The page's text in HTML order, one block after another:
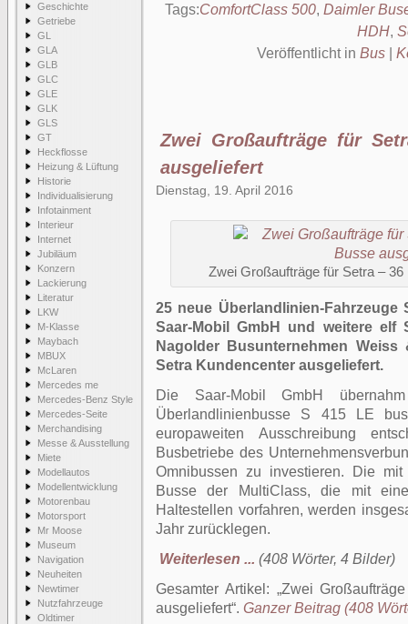
Geschichte
Getriebe
GL
GLA
GLB
GLC
GLE
GLK
GLS
GT
Heckflosse
Heizung & Lüftung
Historie
Individualisierung
Infotainment
Interieur
Internet
Jubiläum
Konzern
Lackierung
Literatur
LKW
M-Klasse
Maybach
MBUX
McLaren
Mercedes me
Mercedes-Benz Style
Mercedes-Seite
Merchandising
Messe & Ausstellung
Miete
Modellautos
Modellentwicklung
Motorenbau
Motorsport
Mr Moose
Museum
Navigation
Neuheiten
Newtimer
Nutzfahrzeuge
Oldtimer
Tags:ComfortClass 500, Daimler
HDH,
Veröffentlicht in Bus|
Zwei Großaufträge für
ausgeliefert
Dienstag, 19. April 2016
Zwei Großaufträge für Setra –
25 neue Überlandlinien-
Saar-Mobil GmbH und weitere
Nagolder Busunternehmen
Setra Kundencenter ausgeliefert.
Die Saar-Mobil GmbH
Überlandlinienbusse S 415 LE
europaweiten Ausschreibung
Busbetriebe des
Omnibussen zu investieren. Die
Busse der MultiClass, die mit
Haltestellen vorfahren, werden
Jahr zurücklegen.
Weiterlesen ... (408 Wörter, 4 Bilder)
Gesamter Artikel:
Zwei
ausgeliefert . Ganzer Beitrag (408